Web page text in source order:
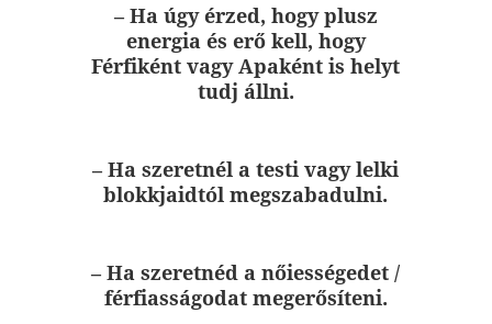
– Ha úgy érzed, hogy plusz
energia és erő kell, hogy
Férfiként vagy Apaként is helyt
tudj állni.
– Ha szeretnél a testi vagy lelki
blokkjaidtól megszabadulni.
– Ha szeretnéd a nőiességedet /
férfiasságodat megerősíteni.